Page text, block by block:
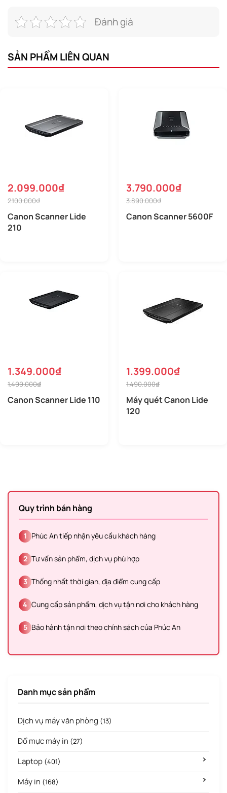
Đánh giá
SẢN PHẨM LIÊN QUAN
2.099.000₫
2.100.000₫
Canon Scanner Lide
210
3.790.000₫
3.890.000₫
Canon Scanner 5600F
1.349.000₫
1.499.000₫
Canon Scanner Lide 110
1.399.000₫
1.490.000₫
Máy quét Canon Lide
120
Quy trình bán hàng
1 Phúc An tiếp nhận yêu cầu khách hàng
2 Tư vấn sản phẩm, dịch vụ phù hợp
3 Thống nhất thời gian, địa điểm cung cấp
4 Cung cấp sản phẩm, dịch vụ tận nơi cho khách hàng
5 Bảo hành tận nơi theo chính sách của Phúc An
Danh mục sản phẩm
Dịch vụ máy văn phòng (13)
Đổ mực máy in (27)
Laptop (401)
Máy in (168)